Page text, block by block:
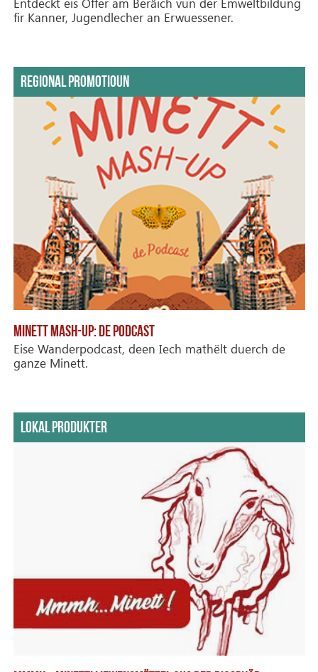
fir Kanner, Jugendlecher an Erwuessener.
REGIONAL PROMOTIOUN
MINETT MASH-UP: DE PODCAST
Eise Wanderpodcast, deen Iech mathëlt duerch de
ganze Minett.
LOKAL PRODUKTER